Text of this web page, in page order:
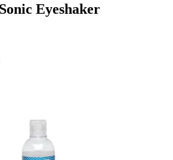
Eyeshaker